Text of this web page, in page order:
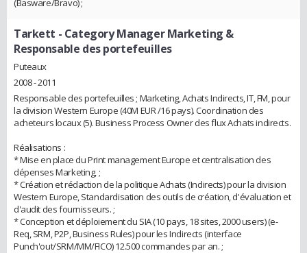
(Basware/Bravo) ;
Tarkett - Category Manager Marketing &
Responsable des portefeuilles
Puteaux
2008 - 2011
Responsable des portefeuilles ; Marketing, Achats Indirects, IT, FM, pour
la division Western Europe (40M EUR /16 pays). Coordination des
acheteurs locaux (5). Business Process Owner des flux Achats indirects.
Réalisations :
* Mise en place du Print management Europe et centralisation des
dépenses Marketing, ;
* Création et rédaction de la politique Achats (Indirects) pour la division
Western Europe, Standardisation des outils de création, d'évaluation et
d'audit des fournisseurs. ;
* Conception et déploiement du SIA (10 pays, 18 sites, 2000 users) (e-
Req, SRM, P2P, Business Rules) pour les Indirects (interface
Punch'out/SRM/MM/FICO) 12.500 commandes par an. ;